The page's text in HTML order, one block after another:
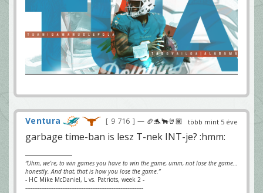
több mint 5 éve
Ventura 9 716 — 🏈🐬🐂🤘🏽
garbage time-ban is lesz T-nek INT-je? :hmm:
“Uhm, we’re, to win games you have to win the game, umm, not lose the game…
honestly. And that, that is how you lose the game.”
- HC Mike McDaniel, L vs. Patriots, week 2 -
-------------------------------------------------------------------